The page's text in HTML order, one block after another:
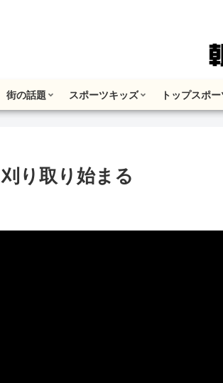
街の話題 スポーツキッズ トップスポー
り取り始まる